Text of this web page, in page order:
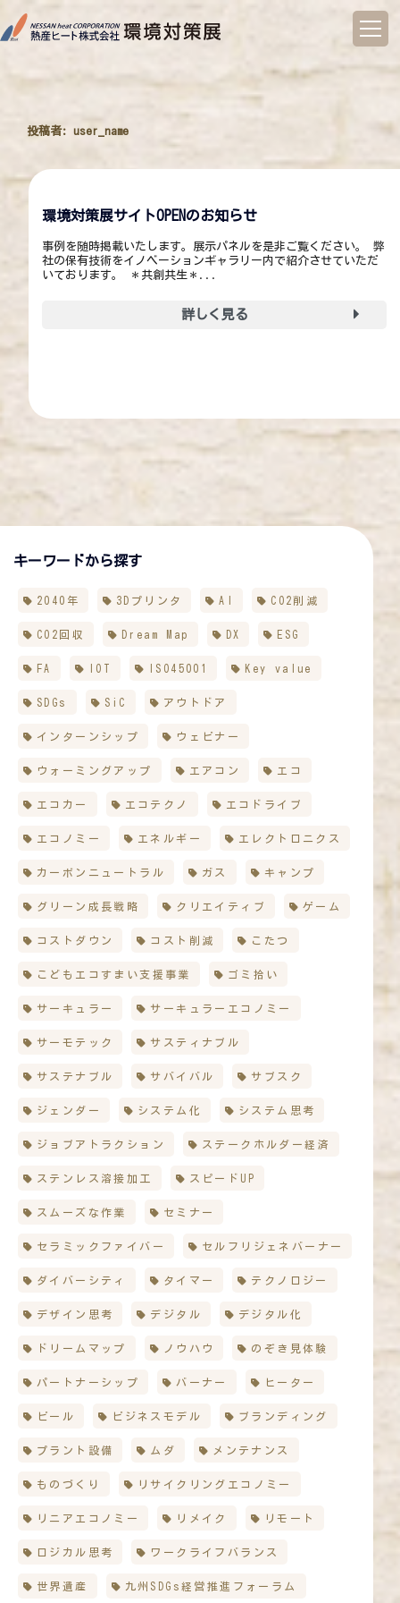
コ
ン
ッ
投稿者: user_name
環境対策展サイトOPENのお知らせ
事例を随時掲載いたします。展示パネルを是非ご覧ください。 弊
社の保有技術をイノベーションギャラリー内で紹介させていただ
いております。 ＊共創共生＊...
詳しく見る
キーワードから探す
2040年 3Dプリンタ AI CO2削減
CO2回収 Dream Map DX ESG
FA IOT ISO45001 Key value
SDGs SiC アウトドア
インターンシップ ウェビナー
ウォーミングアップ エアコン エコ
エコカー エコテクノ エコドライブ
エコノミー エネルギー エレクトロニクス
カーボンニュートラル ガス キャンプ
グリーン成長戦略 クリエイティブ ゲーム
コストダウン コスト削減 こたつ
こどもエコすまい支援事業 ゴミ拾い
サーキュラー サーキュラーエコノミー
サーモテック サスティナブル
サステナブル サバイバル サブスク
ジェンダー システム化 システム思考
ジョブアトラクション ステークホルダー経済
ステンレス溶接加工 スピードUP
スムーズな作業 セミナー
セラミックファイバー セルフリジェネバーナー
ダイバーシティ タイマー テクノロジー
デザイン思考 デジタル デジタル化
ドリームマップ ノウハウ のぞき見体験
パートナーシップ バーナー ヒーター
ビール ビジネスモデル ブランディング
プラント設備 ムダ メンテナンス
ものづくり リサイクリングエコノミー
リニアエコノミー リメイク リモート
ロジカル思考 ワークライフバランス
世界遺産 九州SDGs経営推進フォーラム